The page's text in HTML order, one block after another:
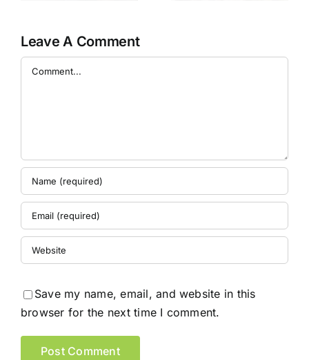
Leave A Comment
Comment
Save my name, email, and website in this
browser for the next time I comment.